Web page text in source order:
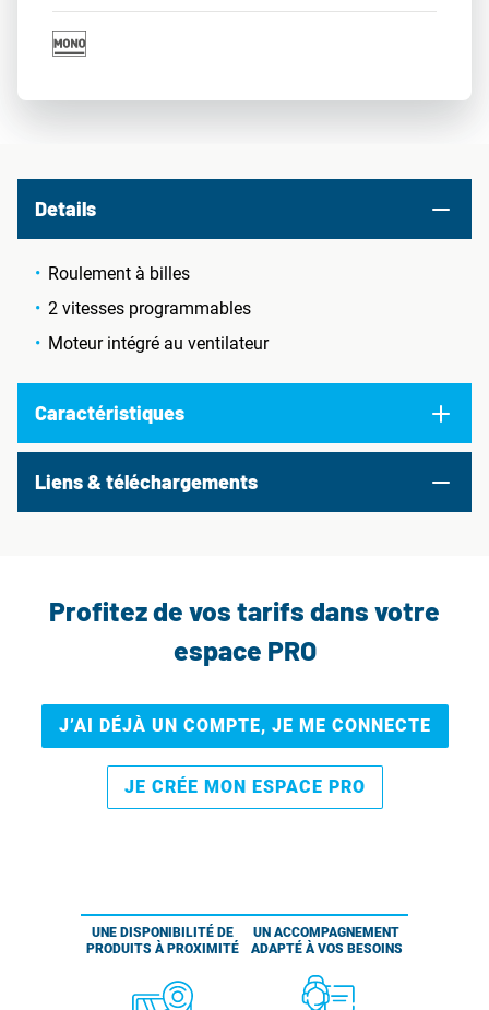
Details
Roulement à billes
2 vitesses programmables
Moteur intégré au ventilateur
Caractéristiques
Liens & téléchargements
Profitez de vos tarifs dans votre
espace PRO
J’AI DÉJÀ UN COMPTE, JE ME CONNECTE
JE CRÉE MON ESPACE PRO
UNE DISPONIBILITÉ DE
PRODUITS À PROXIMITÉ
UN ACCOMPAGNEMENT
ADAPTÉ À VOS BESOINS